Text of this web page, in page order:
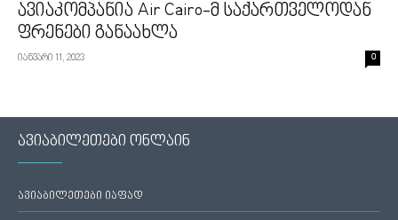
ავიაკომპანია Air Cairo-მ საქართველოდან
ფრენები განაახლა
იანვარი 11, 2023 0
ავიაბილეთები ონლაინ
ავიაბილეთები იაფად